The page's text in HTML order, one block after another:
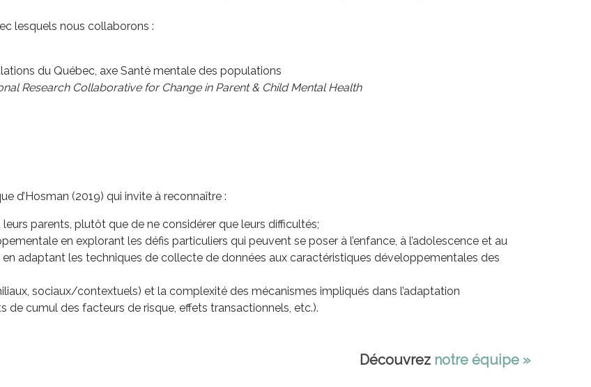
lesquels nous collaborons :
du Québec, axe Santé mentale des populations
Research Collaborative for Change in Parent & Child Mental Health
d’Hosman (2019) qui invite à reconnaître :
parents, plutôt que de ne considérer que leurs difficultés;
en explorant les défis particuliers qui peuvent se poser à l’enfance, à l’adolescence et au
en adaptant les techniques de collecte de données aux caractéristiques développementales des
sociaux/contextuels) et la complexité des mécanismes impliqués dans l’adaptation
de cumul des facteurs de risque, effets transactionnels, etc.).
Découvrez notre équipe »